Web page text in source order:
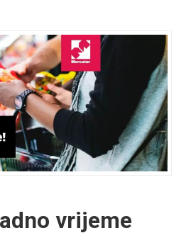
vrijeme